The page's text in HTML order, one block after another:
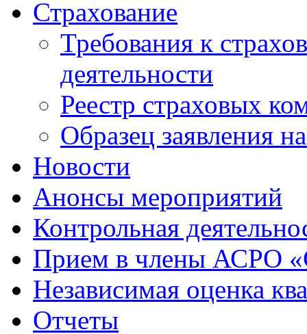
Страхование
Требования к
деятельности
Реестр страховых
Образец заявления
Новости
Анонсы мероприятий
Контрольная
Прием в члены АСРО
Независимая оценка
Отчеты